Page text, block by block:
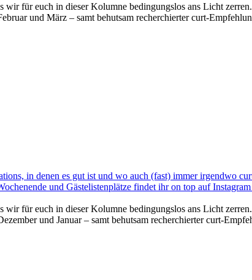
wir für euch in dieser Kolumne bedingungslos ans Licht
und März – samt behutsam recherchierter curt-
in denen es gut ist und wo auch (fast) immer irgendwo
und Gästelistenplätze findet ihr on top auf Instagram
wir für euch in dieser Kolumne bedingungslos ans Licht
und Januar – samt behutsam recherchierter curt-